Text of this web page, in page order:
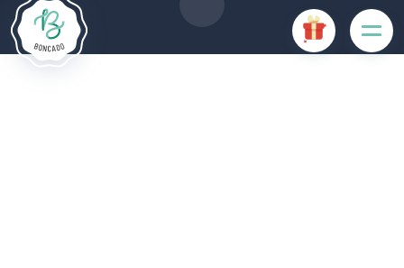
Accepter les cookies
Gérer les cookies